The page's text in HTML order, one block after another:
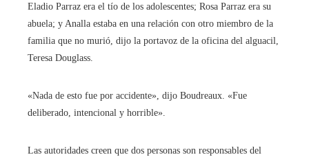
Eladio Parraz era el tío de los adolescentes; Rosa Parraz era su
abuela; y Analla estaba en una relación con otro miembro de la
familia que no murió, dijo la portavoz de la oficina del alguacil,
Teresa Douglass.
«Nada de esto fue por accidente», dijo Boudreaux. «Fue
deliberado, intencional y horrible».
Las autoridades creen que dos personas son responsables del